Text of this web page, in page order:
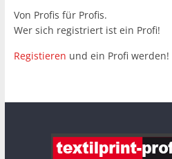
Von Profis für Profis.
Wer sich registriert ist ein Profi!
Registieren und ein Profi werden!